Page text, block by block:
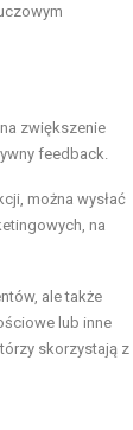
zwiększenie
feedback.
można wysłać
na
ale także
lub inne
skorzystają z